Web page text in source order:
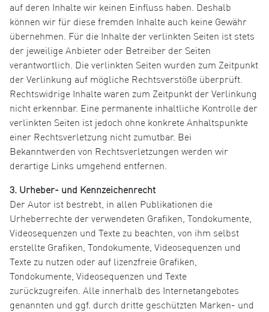
auf deren Inhalte wir keinen Einfluss haben. Deshalb
können wir für diese fremden Inhalte auch keine Gewähr
übernehmen. Für die Inhalte der verlinkten Seiten ist stets
der jeweilige Anbieter oder Betreiber der Seiten
verantwortlich. Die verlinkten Seiten wurden zum Zeitpunkt
der Verlinkung auf mögliche Rechtsverstöße überprüft.
Rechtswidrige Inhalte waren zum Zeitpunkt der Verlinkung
nicht erkennbar. Eine permanente inhaltliche Kontrolle der
verlinkten Seiten ist jedoch ohne konkrete Anhaltspunkte
einer Rechtsverletzung nicht zumutbar. Bei
Bekanntwerden von Rechtsverletzungen werden wir
derartige Links umgehend entfernen.
3. Urheber- und Kennzeichenrecht
Der Autor ist bestrebt, in allen Publikationen die
Urheberrechte der verwendeten Grafiken, Tondokumente,
Videosequenzen und Texte zu beachten, von ihm selbst
erstellte Grafiken, Tondokumente, Videosequenzen und
Texte zu nutzen oder auf lizenzfreie Grafiken,
Tondokumente, Videosequenzen und Texte
zurückzugreifen. Alle innerhalb des Internetangebotes
genannten und ggf. durch dritte geschützten Marken- und